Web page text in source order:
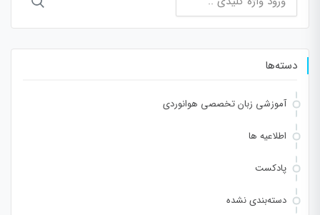
برای:
دسته‌ها
آموزشی زبان تخصصی هوانوردی
اطلاعیه ها
پادکست
دسته‌بندی نشده